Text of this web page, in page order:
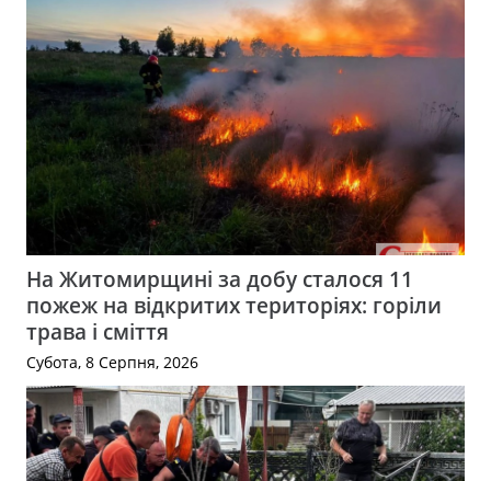
На Житомирщині за добу сталося 11
пожеж на відкритих територіях: горіли
трава і сміття
Субота, 8 Серпня, 2026